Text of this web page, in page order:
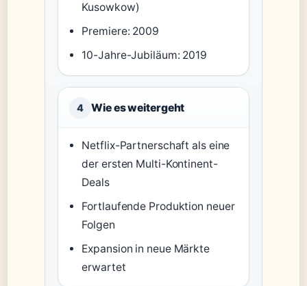
Kusowkow)
Premiere: 2009
10-Jahre-Jubiläum: 2019
4 Wie es weitergeht
Netflix-Partnerschaft als eine
der ersten Multi-Kontinent-
Deals
Fortlaufende Produktion neuer
Folgen
Expansion in neue Märkte
erwartet